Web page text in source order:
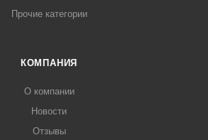
Прочие категории
КОМПАНИЯ
О компании
Новости
Отзывы